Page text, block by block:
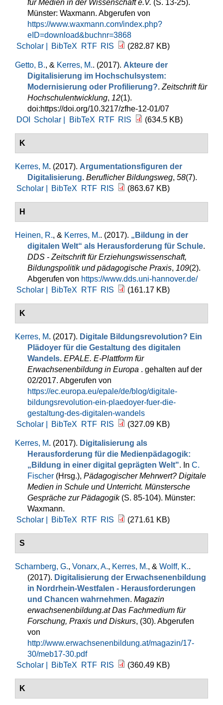
für Medien in der Wissenschaft e.V. (S. 13-25).
Münster: Waxmann. Abgerufen von
https://www.waxmann.com/index.php?
eID=download&buchnr=3868
Scholar |
BibTeX RTF RIS (282.87 KB)
Getto, B., & Kerres, M.. (2017). Akteure der
Digitalisierung im Hochschulsystem:
Modernisierung oder Profilierung?. Zeitschrift für
Hochschulentwicklung, 12(1).
doi:https://doi.org/10.3217/zfhe-12-01/07
DOI
Scholar | BibTeX RTF RIS (634.5 KB)
K
Kerres, M. (2017). Argumentationsfiguren der
Digitalisierung. Beruflicher Bildungsweg, 58(7).
Scholar |
BibTeX RTF RIS (863.67 KB)
H
Heinen, R., & Kerres, M.. (2017). „Bildung in der
digitalen Welt“ als Herausforderung für Schule.
DDS - Zeitschrift für Erziehungswissenschaft,
Bildungspolitik und pädagogische Praxis, 109(2).
Abgerufen von https://www.dds.uni-hannover.de/
Scholar |
BibTeX RTF RIS (161.17 KB)
K
Kerres, M. (2017). Digitale Bildungsrevolution? Ein
Plädoyer für die Gestaltung des digitalen
Wandels. EPALE. E-Plattform für
Erwachsenenbildung in Europa . gehalten auf der
02/2017. Abgerufen von
https://ec.europa.eu/epale/de/blog/digitale-
bildungsrevolution-ein-plaedoyer-fuer-die-
gestaltung-des-digitalen-wandels
Scholar |
BibTeX RTF RIS (327.09 KB)
Kerres, M. (2017). Digitalisierung als
Herausforderung für die Medienpädagogik:
„Bildung in einer digital geprägten Welt". In C.
Fischer (Hrsg.), Pädagogischer Mehrwert? Digitale
Medien in Schule und Unterricht. Münstersche
Gespräche zur Pädagogik(S. 85-104). Münster:
Waxmann.
Scholar |
BibTeX RTF RIS (271.61 KB)
S
Scharnberg, G., Vonarx, A., Kerres, M., & Wolff, K..
(2017). Digitalisierung der Erwachsenenbildung
in Nordrhein-Westfalen - Herausforderungen
und Chancen wahrnehmen. Magazin
erwachsenenbildung.at Das Fachmedium für
Forschung, Praxis und Diskurs, (30). Abgerufen
von
http://www.erwachsenenbildung.at/magazin/17-
30/meb17-30.pdf
Scholar |
BibTeX RTF RIS (360.49 KB)
K